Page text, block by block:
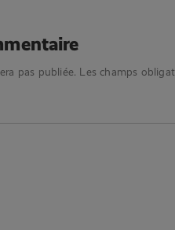
pas publiée. Les champs